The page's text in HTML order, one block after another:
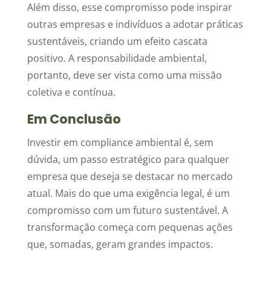
Além disso, esse compromisso pode inspirar
outras empresas e indivíduos a adotar práticas
sustentáveis, criando um efeito cascata
positivo. A responsabilidade ambiental,
portanto, deve ser vista como uma missão
coletiva e contínua.
Em Conclusão
Investir em compliance ambiental é, sem
dúvida, um passo estratégico para qualquer
empresa que deseja se destacar no mercado
atual. Mais do que uma exigência legal, é um
compromisso com um futuro sustentável. A
transformação começa com pequenas ações
que, somadas, geram grandes impactos.